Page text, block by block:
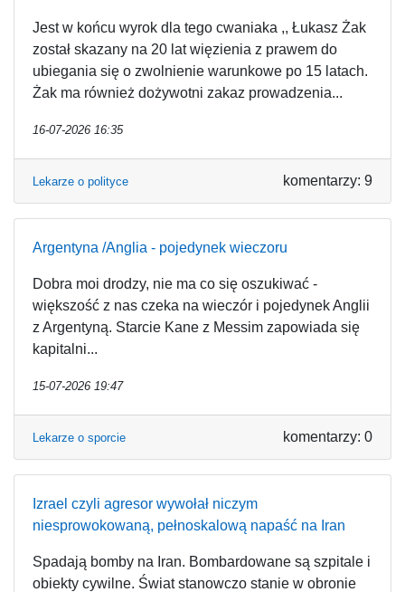
Jest w końcu wyrok dla tego cwaniaka ,, Łukasz Żak
został skazany na 20 lat więzienia z prawem do
ubiegania się o zwolnienie warunkowe po 15 latach.
Żak ma również dożywotni zakaz prowadzenia...
16-07-2026 16:35
Lekarze o polityce komentarzy: 9
Argentyna /Anglia - pojedynek wieczoru
Dobra moi drodzy, nie ma co się oszukiwać -
większość z nas czeka na wieczór i pojedynek Anglii
z Argentyną. Starcie Kane z Messim zapowiada się
kapitalni...
15-07-2026 19:47
Lekarze o sporcie komentarzy: 0
Izrael czyli agresor wywołał niczym
niesprowokowaną, pełnoskalową napaść na Iran
Spadają bomby na Iran. Bombardowane są szpitale i
obiekty cywilne. Świat stanowczo stanie w obronie